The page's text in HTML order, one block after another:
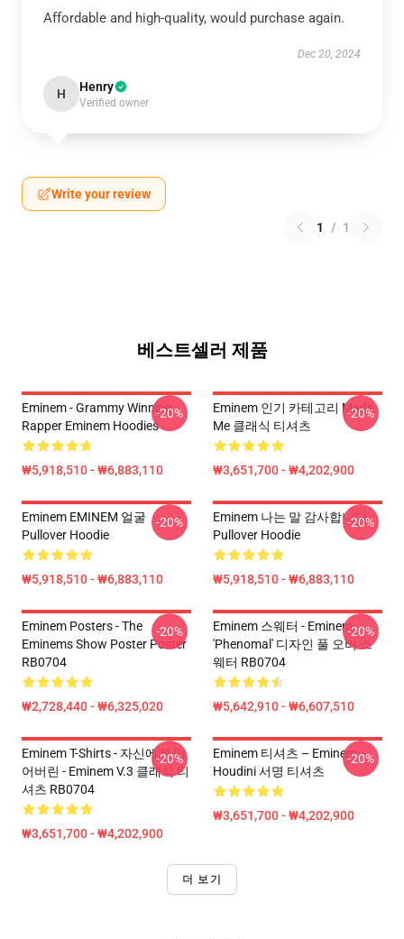
Affordable and high-quality, would purchase again.
Dec 20, 2024
H Henry
Verified owner
Write your review
1 / 1
베스트셀러 제품
Eminem - Grammy Winning
Rapper Eminem Hoodies
₩5,918,510 - ₩6,883,110
-20%
Eminem 인기 카테고리 Made
Me 클래식 티셔츠
₩3,651,700 - ₩4,202,900
-20%
Eminem EMINEM 얼굴
Pullover Hoodie
₩5,918,510 - ₩6,883,110
-20%
Eminem 나는 말 감사합니다
Pullover Hoodie
₩5,918,510 - ₩6,883,110
-20%
Eminem Posters - The
Eminems Show Poster Poster
RB0704
₩2,728,440 - ₩6,325,020
-20%
Eminem 스웨터 - Eminem
'Phenomal' 디자인 풀 오버 스
웨터 RB0704
₩5,642,910 - ₩6,607,510
-20%
Eminem T-Shirts - 자신에게 잃
어버린 - Eminem V.3 클래식 티
셔츠 RB0704
₩3,651,700 - ₩4,202,900
-20%
Eminem 티셔츠 – Eminem
Houdini 서명 티셔츠
₩3,651,700 - ₩4,202,900
-20%
더 보기